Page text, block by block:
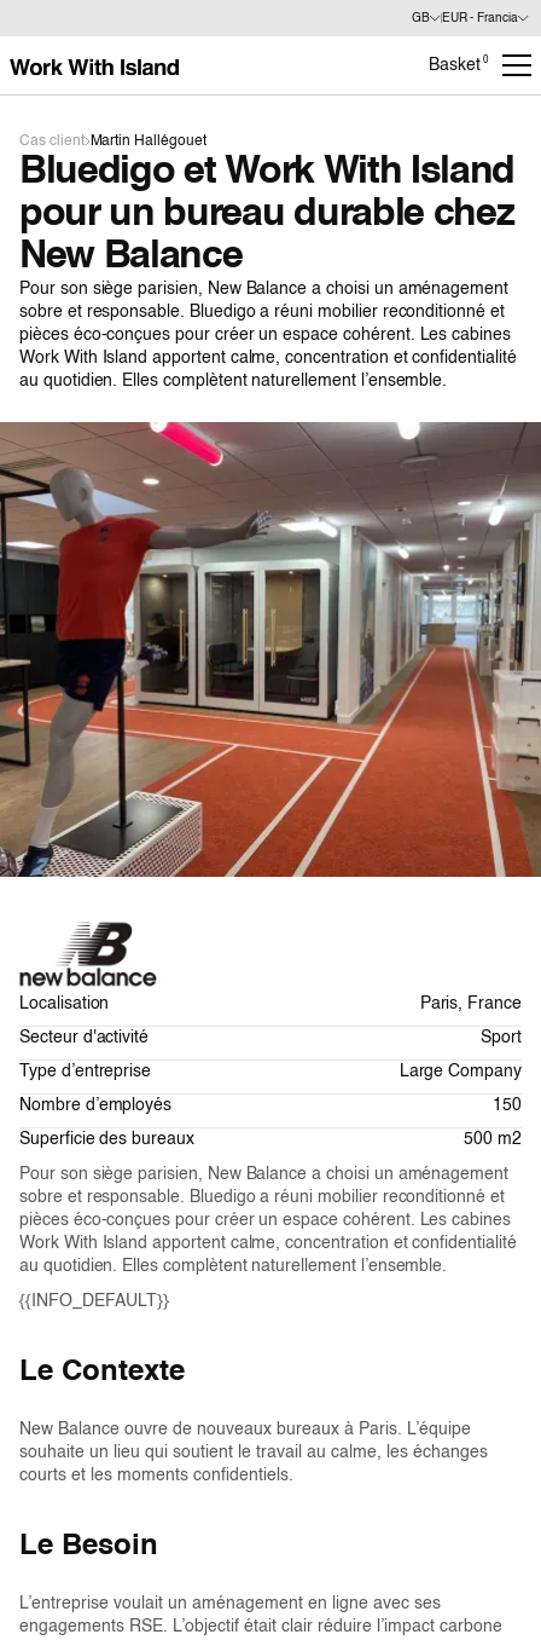
GB EUR - Francia
Basket 0
Cas client Martin Hallégouet
Bluedigo et Work With Island
pour un bureau durable chez
New Balance
Pour son siège parisien, New Balance a choisi un aménagement
sobre et responsable. Bluedigo a réuni mobilier reconditionné et
pièces éco-conçues pour créer un espace cohérent. Les cabines
Work With Island apportent calme, concentration et confidentialité
au quotidien. Elles complètent naturellement l’ensemble.
Localisation
Paris, France
Secteur d'activité
Sport
Type d’entreprise
Large Company
Nombre d’employés
150
Superficie des bureaux
500 m2
Pour son siège parisien, New Balance a choisi un aménagement
sobre et responsable. Bluedigo a réuni mobilier reconditionné et
pièces éco-conçues pour créer un espace cohérent. Les cabines
Work With Island apportent calme, concentration et confidentialité
au quotidien. Elles complètent naturellement l’ensemble.
{{INFO_DEFAULT}}
Le Contexte
New Balance ouvre de nouveaux bureaux à Paris. L’équipe
souhaite un lieu qui soutient le travail au calme, les échanges
courts et les moments confidentiels.
Le Besoin
L’entreprise voulait un aménagement en ligne avec ses
engagements RSE. L’objectif était clair réduire l’impact carbone